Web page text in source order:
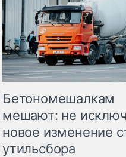
Бетономешалкам
мешают: не
новое изменение
утильсбора